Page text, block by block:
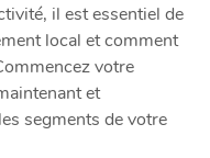
il est essentiel de
local et comment
votre
et
segments de votre